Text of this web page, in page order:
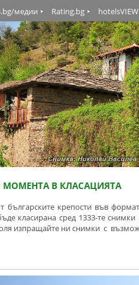
медии Rating.bg
В КЛАСАЦИЯТА
българските крепости във
класирана сред 1333-те
изпращайте ни снимки с